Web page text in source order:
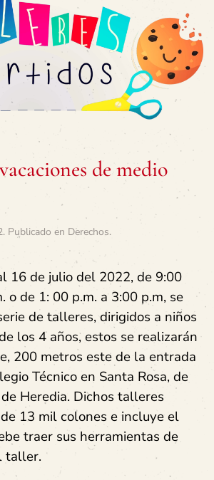
de medio
. Publicado en Derechos.
16 de julio del 2022, de 9:00
o de 1: 00 p.m. a 3:00 p.m, se
de talleres, dirigidos a niños
los 4 años, estos se realizarán
200 metros este de la entrada
Técnico en Santa Rosa, de
Heredia. Dichos talleres
13 mil colones e incluye el
traer sus herramientas de
taller.